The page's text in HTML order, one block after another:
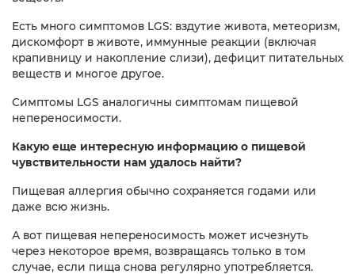
Есть много симптомов LGS: вздутие живота, метеоризм,
дискомфорт в животе, иммунные реакции (включая
крапивницу и накопление слизи), дефицит питательных
веществ и многое другое.
Симптомы LGS аналогичны симптомам пищевой
непереносимости.
Какую еще интересную информацию о пищевой
чувствительности нам удалось найти?
Пищевая аллергия обычно сохраняется годами или
даже всю жизнь.
А вот пищевая непереносимость может исчезнуть
через некоторое время, возвращаясь только в том
случае, если пища снова регулярно употребляется.